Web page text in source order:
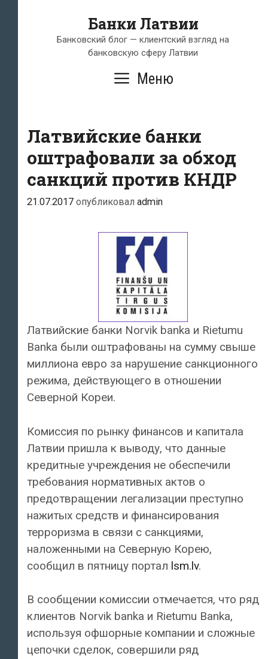
содержимому
Банки Латвии
Банковский блог — клиентский взгляд на
банковскую сферу Латвии
Меню
Латвийские банки
оштрафовали за обход
санкций против КНДР
21.07.2017 опубликовал admin
Латвийские банки Norvik banka и Rietumu
Banka были оштрафованы на сумму свыше
миллиона евро за нарушение санкционного
режима, действующего в отношении
Северной Кореи.
Комиссия по рынку финансов и капитала
Латвии пришла к выводу, что данные
кредитные учреждения не обеспечили
требования нормативных актов о
предотвращении легализации преступно
нажитых средств и финансирования
терроризма в связи с санкциями,
наложенными на Северную Корею,
сообщил в пятницу портал lsm.lv.
В сообщении комиссии отмечается, что ряд
клиентов Norvik banka и Rietumu Banka,
используя офшорные компании и сложные
цепочки сделок, совершили ряд